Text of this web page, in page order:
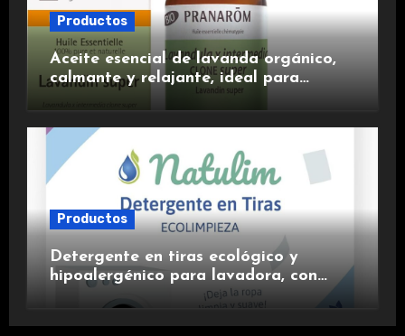
Productos
Aceite esencial de lavanda orgánico,
calmante y relajante, ideal para
Productos
Detergente en tiras ecológico y
hipoalergénico para lavadora, con
suavizante incluido y fragancia de
lavanda.